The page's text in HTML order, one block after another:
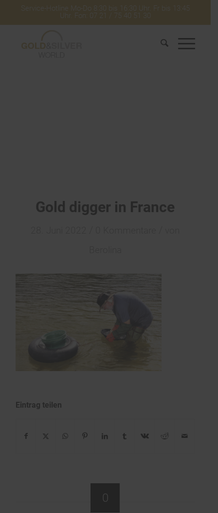
Service-Hotline Mo-Do 8:30 bis 16:30 Uhr. Fr bis 13:45
Uhr. Fon: 07 21 / 75 40 51 30
Gold digger in France
Eintrag teilen
0